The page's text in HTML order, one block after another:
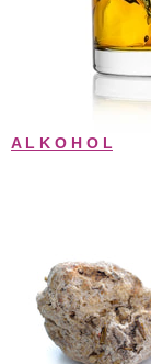
A L K O H O L